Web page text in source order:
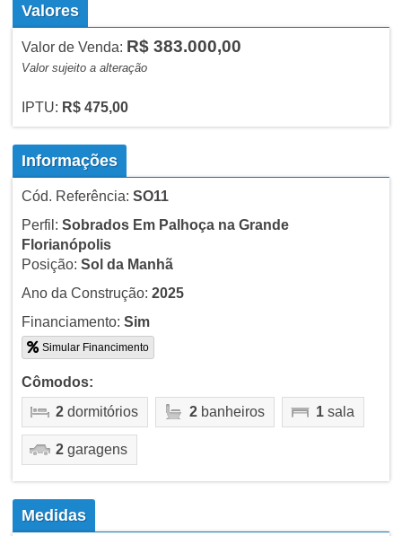
Valores
Valor de Venda: R$ 383.000,00
Valor sujeito a alteração
IPTU: R$ 475,00
Informações
Cód. Referência: SO11
Perfil: Sobrados Em Palhoça na Grande
Florianópolis
Posição: Sol da Manhã
Ano da Construção: 2025
Financiamento: Sim
Simular Financimento
Cômodos:
2dormitórios 2banheiros 1sala
2garagens
Medidas